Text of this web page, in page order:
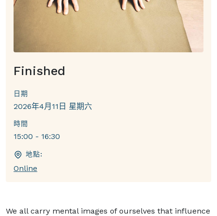
Finished
日期
2026年4月11日 星期六
時間
15:00 - 16:30
地點:
Online
We all carry mental images of ourselves that influence